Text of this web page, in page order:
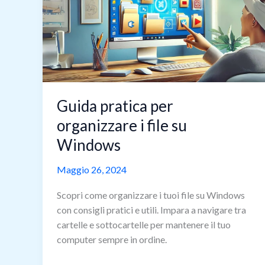
Guida pratica per
organizzare i file su
Windows
Maggio 26, 2024
Scopri come organizzare i tuoi file su Windows
con consigli pratici e utili. Impara a navigare tra
cartelle e sottocartelle per mantenere il tuo
computer sempre in ordine.